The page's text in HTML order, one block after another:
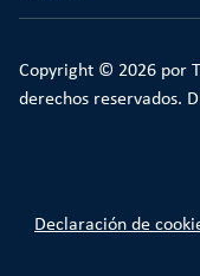
Copyright © 2026 por
derechos reservados.
Declaración de